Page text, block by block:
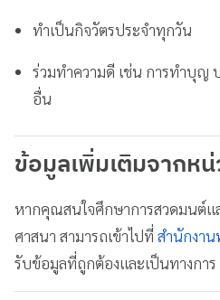
ทำเป็นกิจวัตรประจำทุกวัน
ร่วมทำความดี เช่น การทำบุญ
อื่น
ข้อมูลเพิ่มเติมจากห
หากคุณสนใจศึกษาการสวดมนต์
ศาสนา สามารถเข้าไปที่ สำนักงา
รับข้อมูลที่ถูกต้องและเป็นทางการ